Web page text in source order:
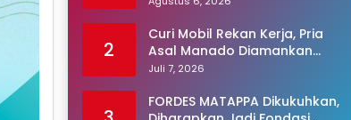
2
Curi Mobil Rekan Kerja, Pria
Asal Manado Diamankan
Polisi
Juli 7, 2026
FORDES MATAPPA Dikukuhkan,